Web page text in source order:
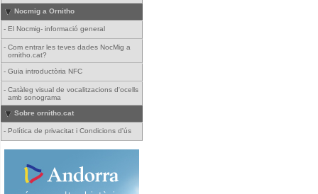
Nocmig a Ornitho
- El Nocmig- informació general
- Com entrar les teves dades NocMig a
ornitho.cat?
- Guia introductòria NFC
- Catàleg visual de vocalitzacions d'ocells
amb sonograma
Sobre ornitho.cat
- Política de privacitat i Condicions d'ús